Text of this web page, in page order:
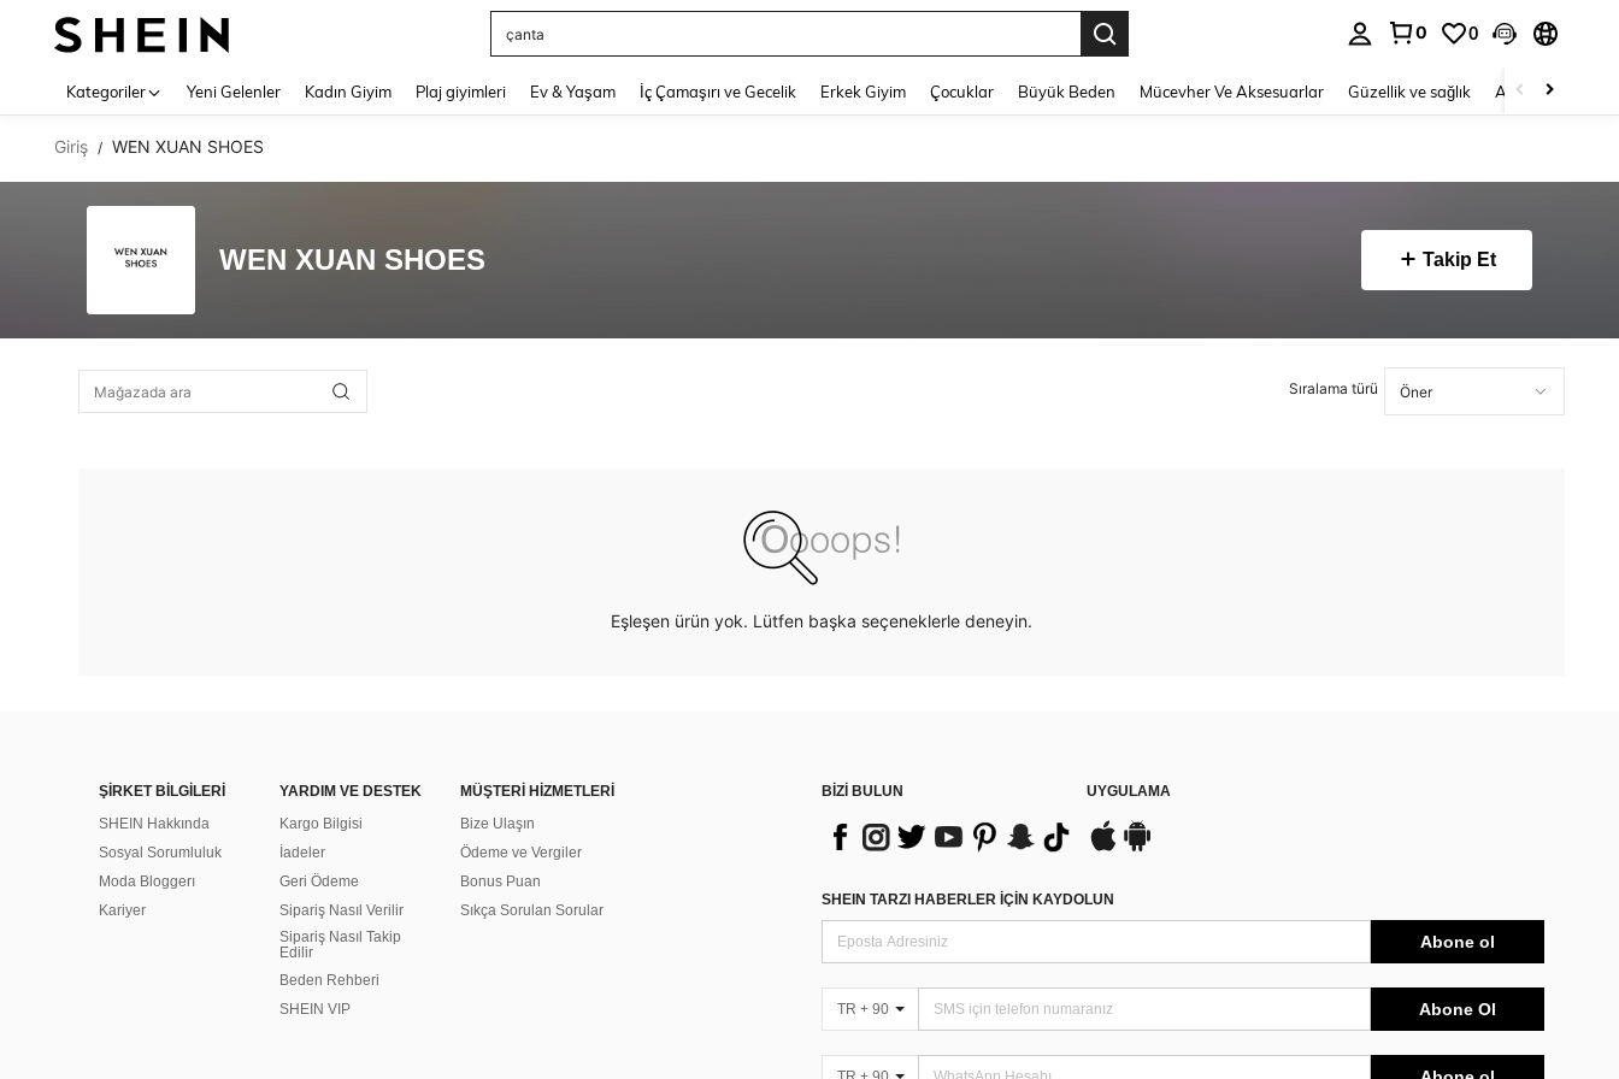
çanta
0 0
Kategoriler Yeni Gelenler Kadın Giyim Plaj giyimleri Ev & Yaşam İç Çamaşırı ve Gecelik Erkek Giyim Çocuklar Büyük Beden Mücevher Ve Aksesuarlar Güzellik ve sağlık Ayakkabı
Giriş / WEN XUAN SHOES
WEN XUAN SHOES Takip Et
Sıralama türü
Eşleşen ürün yok. Lütfen başka seçeneklerle deneyin.
ŞİRKET BİLGİLERİ
SHEIN Hakkında
Sosyal Sorumluluk
Moda Bloggerı
Kariyer
YARDIM VE DESTEK
Kargo Bilgisi
İadeler
Geri Ödeme
Sipariş Nasıl Verilir
Sipariş Nasıl Takip
Edilir
Beden Rehberi
SHEIN VIP
MÜŞTERİ HİZMETLERİ
Bize Ulaşın
Ödeme ve Vergiler
Bonus Puan
Sıkça Sorulan Sorular
BİZİ BULUN UYGULAMA
SHEIN TARZI HABERLER IÇIN KAYDOLUN
Abone ol
TR + 90 Abone Ol